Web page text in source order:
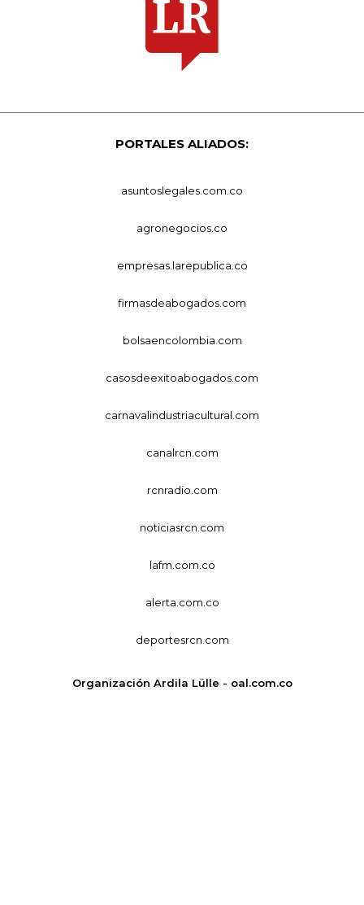
PORTALES ALIADOS:
asuntoslegales.com.co
agronegocios.co
empresas.larepublica.co
firmasdeabogados.com
bolsaencolombia.com
casosdeexitoabogados.com
carnavalindustriacultural.com
canalrcn.com
rcnradio.com
noticiasrcn.com
lafm.com.co
alerta.com.co
deportesrcn.com
Organización Ardila Lülle - oal.com.co